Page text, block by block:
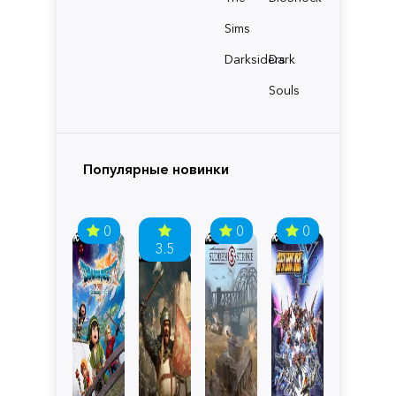
Sims
Darksiders
Dark
Souls
Популярные новинки
0
3.5
0 0